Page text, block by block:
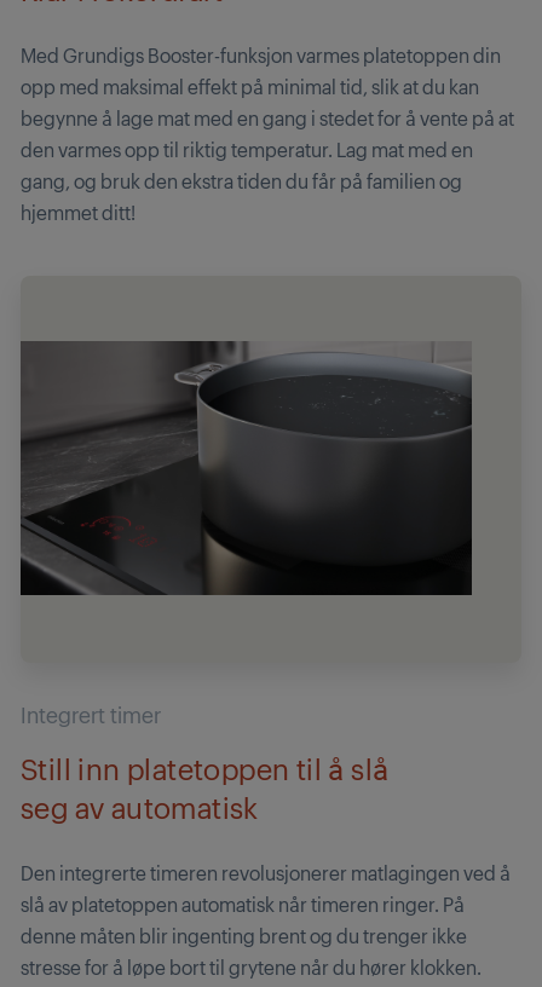
Med Grundigs Booster-funksjon varmes platetoppen din
opp med maksimal effekt på minimal tid, slik at du kan
begynne å lage mat med en gang i stedet for å vente på at
den varmes opp til riktig temperatur. Lag mat med en
gang, og bruk den ekstra tiden du får på familien og
hjemmet ditt!
Integrert timer
Still inn platetoppen til å slå
seg av automatisk
Den integrerte timeren revolusjonerer matlagingen ved å
slå av platetoppen automatisk når timeren ringer. På
denne måten blir ingenting brent og du trenger ikke
stresse for å løpe bort til grytene når du hører klokken.